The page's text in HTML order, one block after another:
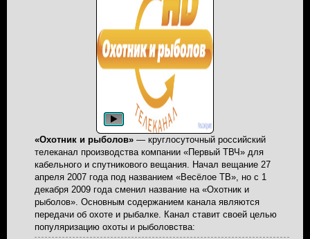
«Охотник и рыболов» — круглосуточный российский
телеканал производства компании «Первый ТВЧ» для
кабельного и спутникового вещания. Начал вещание 27
апреля 2007 года под названием «Весёлое ТВ», но с 1
декабря 2009 года сменил название на «Охотник и
рыболов». Основным содержанием канала являются
передачи об охоте и рыбалке. Канал ставит своей целью
популяризацию охоты и рыболовства: